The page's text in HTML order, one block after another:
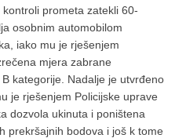
prometa zatekli 60-
osobnim automobilom
iako mu je rješenjem
mjera zabrane
kategorije. Nadalje je utvrđeno
je rješenjem Policijske uprave
dozvola ukinuta i poništena
prekršajnih bodova i još k tome